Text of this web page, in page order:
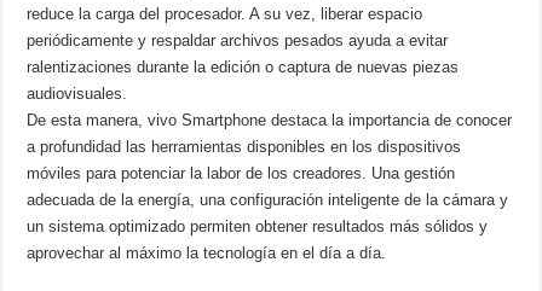
reduce la carga del procesador. A su vez, liberar espacio
periódicamente y respaldar archivos pesados ayuda a evitar
ralentizaciones durante la edición o captura de nuevas piezas
audiovisuales.
De esta manera, vivo Smartphone destaca la importancia de conocer
a profundidad las herramientas disponibles en los dispositivos
móviles para potenciar la labor de los creadores. Una gestión
adecuada de la energía, una configuración inteligente de la cámara y
un sistema optimizado permiten obtener resultados más sólidos y
aprovechar al máximo la tecnología en el día a día.